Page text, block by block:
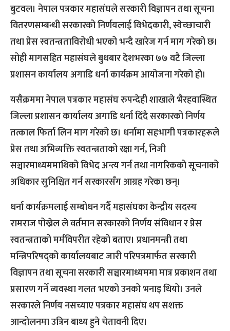
बुटवल। नेपाल पत्रकार महासंघले सरकारी विज्ञापन तथा सूचना
वितरणसम्बन्धी सरकारको निर्णयलाई विभेदकारी, स्वेच्छाचारी
तथा प्रेस स्वतन्त्रताविरोधी भएको भन्दै खारेज गर्न माग गरेको छ।
सोही मागसहित महासंघले बुधबार देशभरका ७७ वटै जिल्ला
प्रशासन कार्यालय अगाडि धर्ना कार्यक्रम आयोजना गरेको हो।
यसैक्रममा नेपाल पत्रकार महासंघ रुपन्देही शाखाले भैरहवास्थित
जिल्ला प्रशासन कार्यालय अगाडि धर्ना दिँदै सरकारको निर्णय
तत्काल फिर्ता लिन माग गरेको छ। धर्नामा सहभागी पत्रकारहरूले
प्रेस तथा अभिव्यक्ति स्वतन्त्रताको रक्षा गर्न, निजी
सञ्चारमाध्यममाथिको विभेद अन्त्य गर्न तथा नागरिकको सूचनाको
अधिकार सुनिश्चित गर्न सरकारसँग आग्रह गरेका छन्।
धर्ना कार्यक्रमलाई सम्बोधन गर्दै महासंघका केन्द्रीय सदस्य
रामराज पोख्रेल ले वर्तमान सरकारको निर्णय संविधान र प्रेस
स्वतन्त्रताको मर्मविपरीत रहेको बताए। प्रधानमन्त्री तथा
मन्त्रिपरिषद्को कार्यालयबाट जारी परिपत्रमार्फत सरकारी
विज्ञापन तथा सूचना सरकारी सञ्चारमाध्यममा मात्र प्रकाशन तथा
प्रसारण गर्ने व्यवस्था गलत भएको उनको भनाइ थियो। उनले
सरकारले निर्णय नसच्याए पत्रकार महासंघ थप सशक्त
आन्दोलनमा उत्रिन बाध्य हुने चेतावनी दिए।